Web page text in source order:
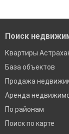
Поиск
Квартиры
База объектов
Продажа
Аренда
По районам
Поиск по карте